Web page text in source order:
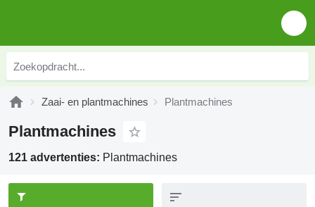
Zaai- en plantmachines Plantmachines
Plantmachines
121 advertenties: Plantmachines